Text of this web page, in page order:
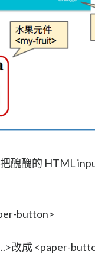
醜醜的 HTML
button>
改成 <paper-